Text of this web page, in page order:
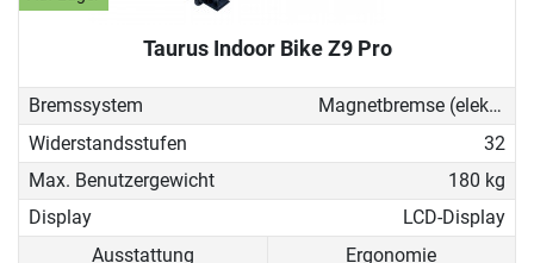
Taurus Indoor Bike Z9 Pro
Bremssystem
Magnetbremse (elektronisch)
Widerstandsstufen
32
Max. Benutzergewicht
180 kg
Display
LCD-Display
Ausstattung
Ergonomie